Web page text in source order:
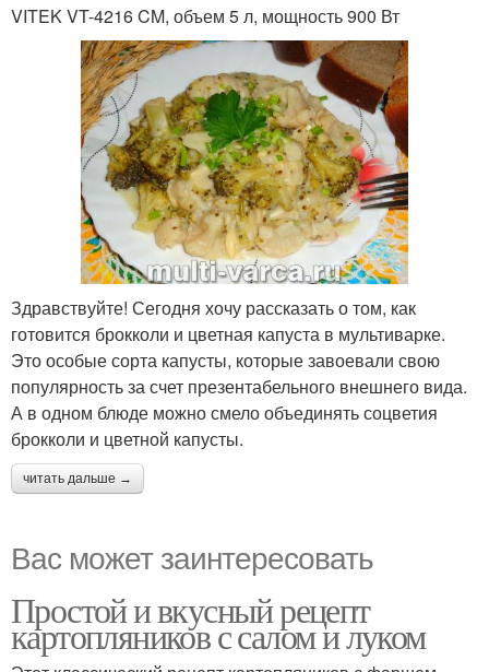
VITEK VT-4216 CM, объем 5 л, мощность 900 Вт
Здравствуйте! Сегодня хочу рассказать о том, как
готовится брокколи и цветная капуста в мультиварке.
Это особые сорта капусты, которые завоевали свою
популярность за счет презентабельного внешнего вида.
А в одном блюде можно смело объединять соцветия
брокколи и цветной капусты.
читать дальше →
Вас может заинтересовать
Простой и вкусный рецепт
картопляников с салом и луком